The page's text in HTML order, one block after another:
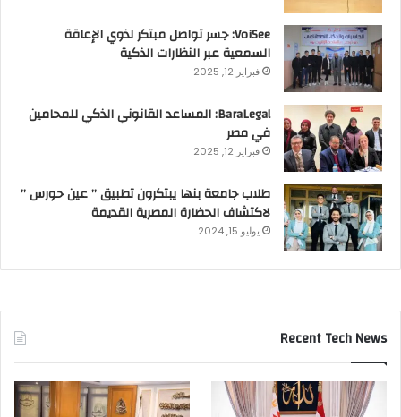
VoiSee: جسر تواصل مبتكر لذوي الإعاقة
السمعية عبر النظارات الذكية
فبراير 12, 2025
BaraLegal: المساعد القانوني الذكي للمحامين
في مصر
فبراير 12, 2025
طلاب جامعة بنها يبتكرون تطبيق ” عين حورس ”
لاكتشاف الحضارة المصرية القديمة
يوليو 15, 2024
Recent Tech News